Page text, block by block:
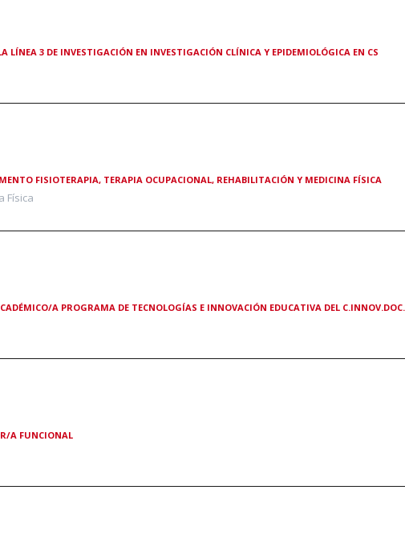
LÍNEA 3 DE INVESTIGACIÓN EN INVESTIGACIÓN CLÍNICA Y EPIDEMIOLÓGICA EN CS
FISIOTERAPIA, TERAPIA OCUPACIONAL, REHABILITACIÓN Y MEDICINA FÍSICA
Física
A PROGRAMA DE TECNOLOGÍAS E INNOVACIÓN EDUCATIVA DEL C.INNOV.DOC.
A FUNCIONAL